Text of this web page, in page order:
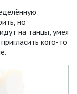
но
на танцы, умея
кого-то